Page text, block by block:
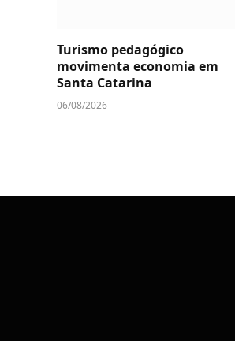
Turismo pedagógico
movimenta economia em
Santa Catarina
06/08/2026